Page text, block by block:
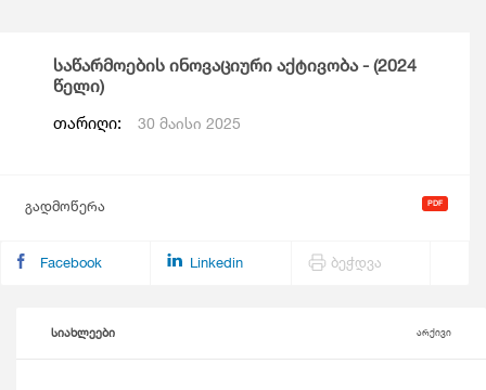
საწარმოების ინოვაციური აქტივობა - (2024
წელი)
თარიღი: 30 მაისი 2025
გადმოწერა
Facebook Linkedin ბეჭდვა
სიახლეები არქივი